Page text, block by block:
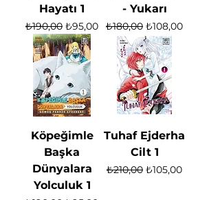
Hayatı 1
Normal Fiyat
₺190,00 İndirimli Fiyat
₺95,00
- Yukarı
Normal Fiyat
₺180,00 İndirimli Fiyat
₺108,00
Köpeğimle
Başka
Dünyalara
Yolculuk 1
Tuhaf Ejderha
Cilt 1
Normal Fiyat
₺210,00 İndirimli Fiyat
₺105,00